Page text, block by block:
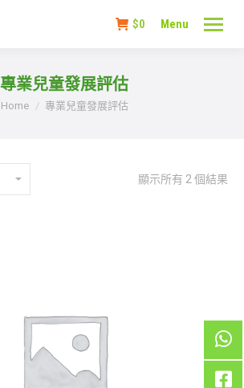
$0 Menu
專業兒童發展評估
You are here:
Home 專業兒童發展評估
顯示所有 2 個結果